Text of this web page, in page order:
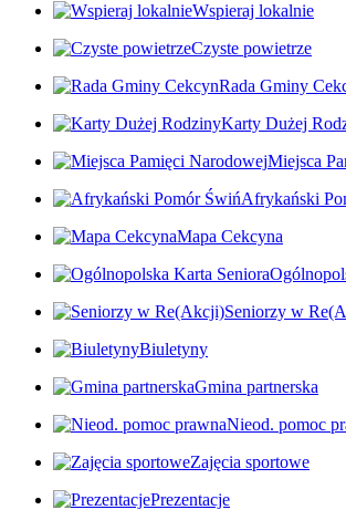
Wspieraj lokalnie
Czyste powietrze
Rada Gminy
Karty Dużej
Miejsca
Afrykański
Mapa Cekcyna
Seniorzy w
Biuletyny
Gmina partnerska
Nieod. pomoc
Zajęcia sportowe
Prezentacje